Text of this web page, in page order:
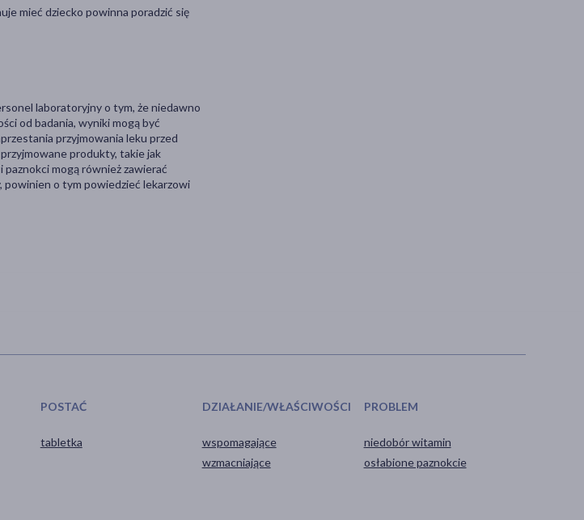
mieć dziecko powinna poradzić się
laboratoryjny o tym, że niedawno
od badania, wyniki mogą być
przyjmowania leku przed
produkty, takie jak
mogą również zawierać
powinien o tym powiedzieć lekarzowi
POSTAĆ
tabletka
DZIAŁANIE/WŁAŚCIWOŚCI
wspomagające
wzmacniające
PROBLEM
niedobór witamin
osłabione paznokcie